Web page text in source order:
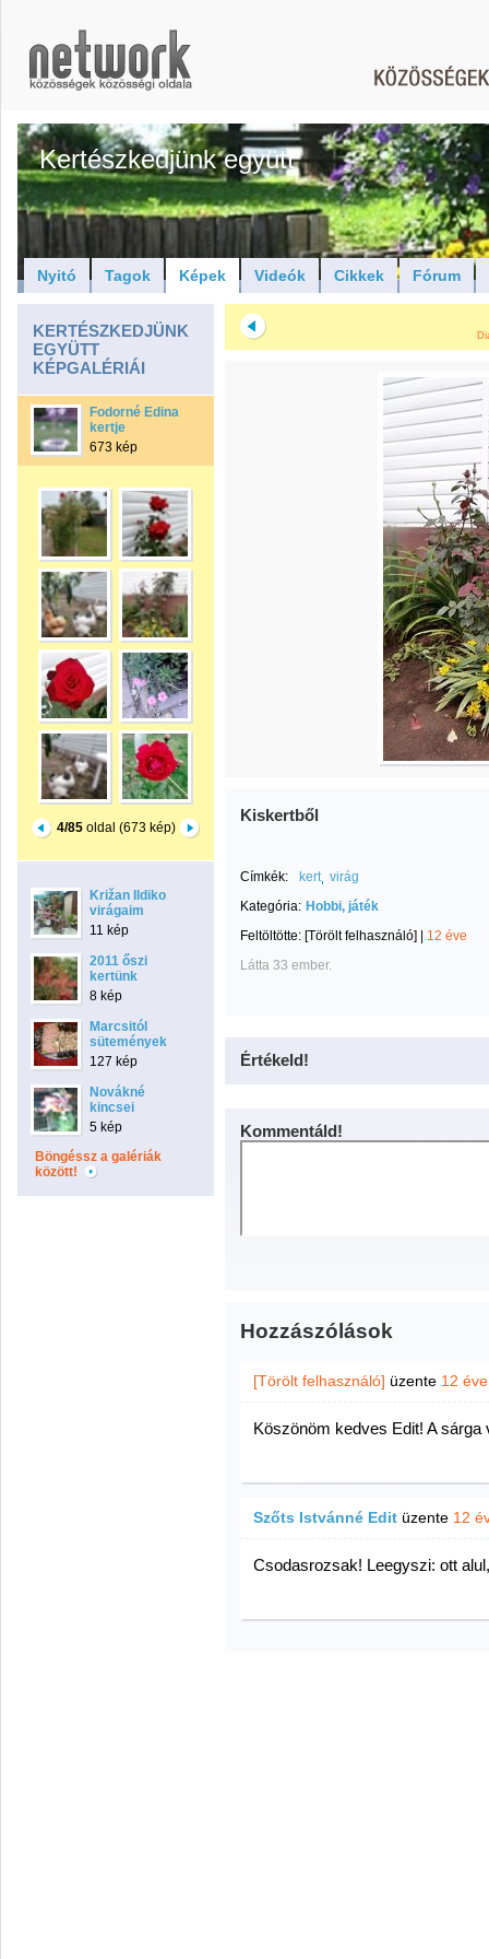
Kertészkedjünk együtt
Nyitó Tagok Képek Videók Cikkek Fórum
KERTÉSZKEDJÜNK
EGYÜTT
KÉPGALÉRIÁI
Fodorné Edina
kertje
673 kép
4/85oldal (673 kép)
Križan Ildiko
virágaim
11 kép
2011 őszi
kertünk
8 kép
Marcsitól
sütemények
127 kép
Novákné
kincsei
5 kép
Böngéssz a galériák
között!
Kiskertből
Címkék: kert virág
Kategória: Hobbi, játék
Feltöltötte: [Törölt felhasználó]
12 éve
Látta 33 ember.
Értékeld!
Kommentáld!
Hozzászólások
[Törölt felhasználó] üzente 12 éve
Köszönöm kedves Edit! A
Szőts Istvánné Edit üzente 12
Csodasrozsak! Leegyszi: ott